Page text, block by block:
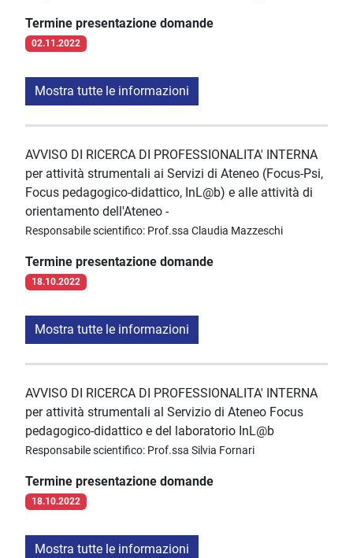
Termine presentazione domande
02.11.2022
Mostra tutte le informazioni
AVVISO DI RICERCA DI PROFESSIONALITA' INTERNA
per attività strumentali ai Servizi di Ateneo (Focus-Psi,
Focus pedagogico-didattico, InL@b) e alle attività di
orientamento dell'Ateneo -
Responsabile scientifico: Prof.ssa Claudia Mazzeschi
Termine presentazione domande
18.10.2022
Mostra tutte le informazioni
AVVISO DI RICERCA DI PROFESSIONALITA' INTERNA
per attività strumentali al Servizio di Ateneo Focus
pedagogico-didattico e del laboratorio InL@b
Responsabile scientifico: Prof.ssa Silvia Fornari
Termine presentazione domande
18.10.2022
Mostra tutte le informazioni